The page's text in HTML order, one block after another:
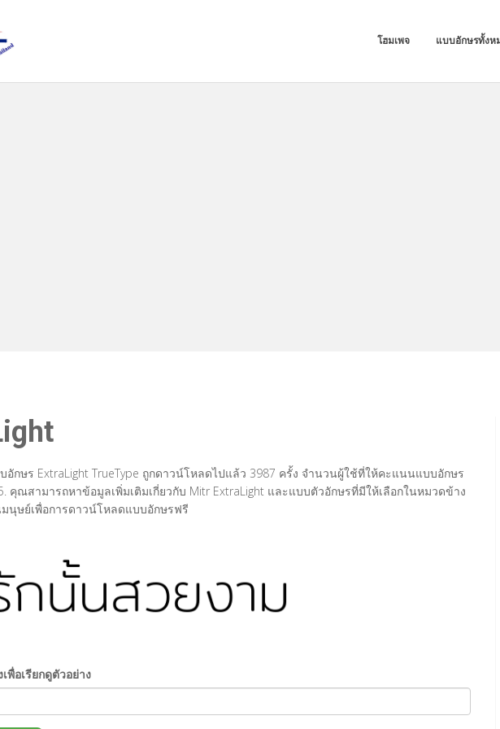
โฮมเพจ แบบอักษรทั้งห
กษร ExtraLight TrueType ถูกดาวน์โหลดไปแล้ว 3987 ครั้ง จำนวนผู้ใช้ที่ให้คะแนนแบบอักษร
คุณสามารถหาข้อมูลเพิ่มเติมเกี่ยวกับ Mitr ExtraLight และแบบตัวอักษรที่มีให้เลือกในหมวดข้าง
ษย์เพื่อการดาวน์โหลดแบบอักษรฟรี
อเรียกดูตัวอย่าง